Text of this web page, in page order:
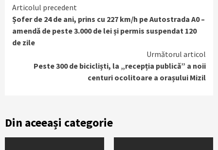
Continue
Reading
Articolul precedent
Șofer de 24 de ani, prins cu 227 km/h pe Autostrada A0 –
amendă de peste 3.000 de lei și permis suspendat 120
de zile
Următorul articol
Peste 300 de bicicliști, la „recepția publică” a noii
centuri ocolitoare a orașului Mizil
Din aceeași categorie